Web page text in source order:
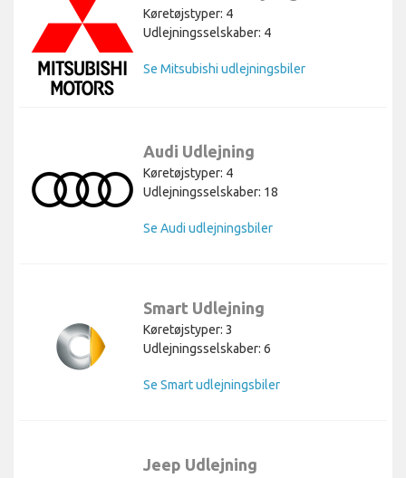
Køretøjstyper: 4
Udlejningsselskaber: 4
Se Mitsubishi udlejningsbiler
Audi Udlejning
Køretøjstyper: 4
Udlejningsselskaber: 18
Se Audi udlejningsbiler
Smart Udlejning
Køretøjstyper: 3
Udlejningsselskaber: 6
Se Smart udlejningsbiler
Jeep Udlejning